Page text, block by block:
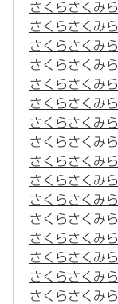
さくらさくみ
さくらさくみ
さくらさくみ
さくらさくみ
さくらさくみ
さくらさくみ
さくらさくみ
さくらさくみ
さくらさくみ
さくらさくみ
さくらさくみ
さくらさくみ
さくらさくみ
さくらさくみ
さくらさくみ
さくらさくみ